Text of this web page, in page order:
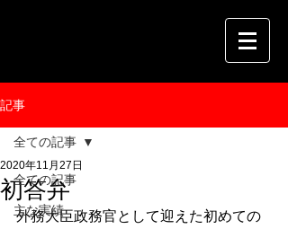
記事
全ての記事
主な実績
全ての記事
初答弁
2020年11月27日
外務大臣政務官として迎えた初めての